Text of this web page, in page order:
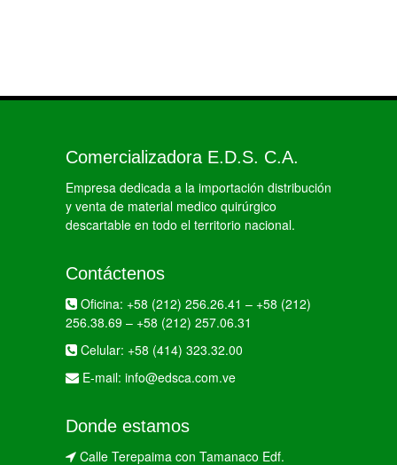
Comercializadora E.D.S. C.A.
Empresa dedicada a la importación distribución
y venta de material medico quirúrgico
descartable en todo el territorio nacional.
Contáctenos
Oficina: +58 (212) 256.26.41 – +58 (212)
256.38.69 – +58 (212) 257.06.31
Celular: +58 (414) 323.32.00
E-mail: info@edsca.com.ve
Donde estamos
Calle Terepaima con Tamanaco Edf.